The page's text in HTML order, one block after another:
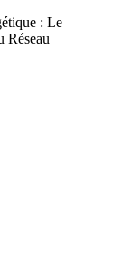
: Le
Réseau